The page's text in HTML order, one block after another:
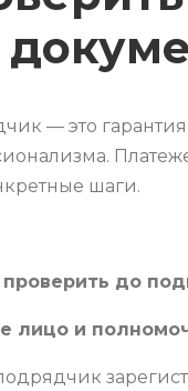
— это
шаги.
до
лицо и